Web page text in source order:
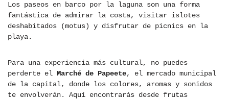
Los paseos en barco por la laguna son una forma
fantástica de admirar la costa, visitar islotes
deshabitados (motus) y disfrutar de picnics en la
playa.
Para una experiencia más cultural, no puedes
perderte el Marché de Papeete, el mercado municipal
de la capital, donde los colores, aromas y sonidos
te envolverán. Aquí encontrarás desde frutas